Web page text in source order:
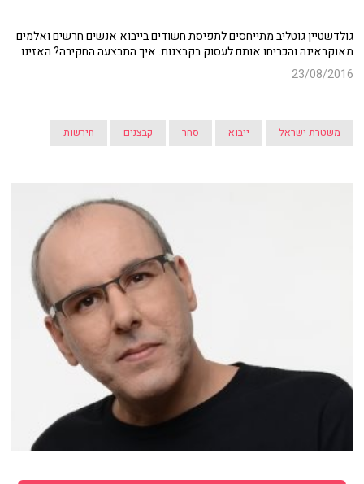
גולדשטיין גוטליב מתייחסים לתפיסת חשודים בייבוא אנשים חרשים ואלמים
מאוקראינה והכריחו אותם לעסוק בקבצנות. איך התבצעה החקירה? האזינו
23/08/2016
משטרת ישראל ייבוא סחר קבצנים חירשות